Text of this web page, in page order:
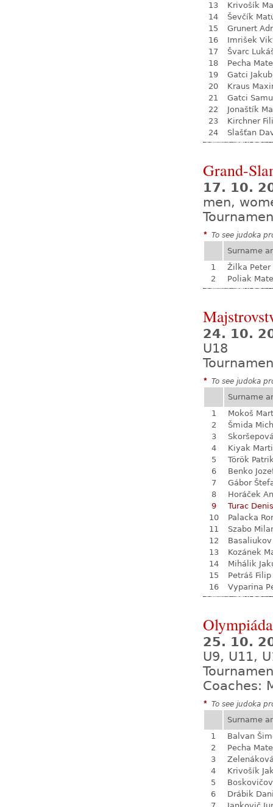
13
Krivošík
14
Ševčík
15
Grunert
16
Imrišek
17
Švarc
18
Pecha
19
Gatci Jakub
20
Kraus
21
Gatci
22
Jonaštík
23
Kirchner
24
Slašťan
Grand-
17. 10.
men,
* To see judoka
Surname
1
Žilka Peter
2
Poliak
24. 10.
U18
* To see judoka
Surname
1
Mokoš
2
Šmida
3
4
Kiyak
5
Török
6
Benko
7
Gábor
8
Horáček
9
Turac Denis
10
Palacka
11
Szabo
12
13
Kozánek
14
Mihálik
15
Petráš Filip
16
Vyparina
25. 10.
U9, U11,
Coaches:
* To see judoka
Surname
1
Balvan
2
Pecha
3
4
Krivošík
5
6
Drábik